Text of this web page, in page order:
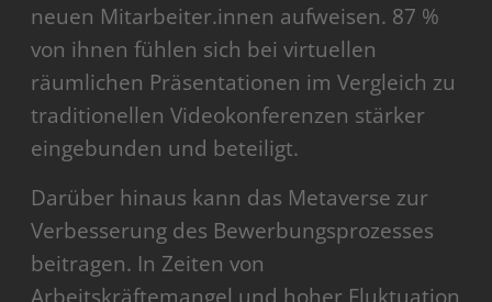
neuen Mitarbeiter.innen aufweisen. 87 %
von ihnen fühlen sich bei virtuellen
räumlichen Präsentationen im Vergleich zu
traditionellen Videokonferenzen stärker
eingebunden und beteiligt.
Darüber hinaus kann das Metaverse zur
Verbesserung des Bewerbungsprozesses
beitragen. In Zeiten von